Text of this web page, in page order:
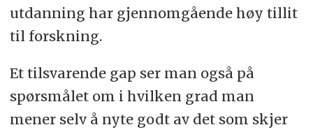
utdanning har gjennomgående høy tillit
til forskning.
Et tilsvarende gap ser man også på
spørsmålet om i hvilken grad man
mener selv å nyte godt av det som skjer